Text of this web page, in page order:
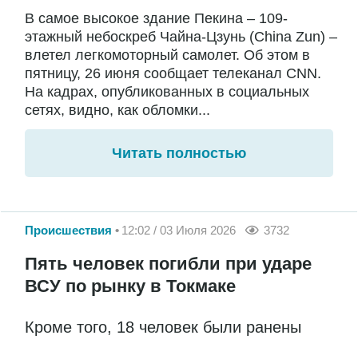
В самое высокое здание Пекина – 109-
этажный небоскреб Чайна-Цзунь (China Zun) –
влетел легкомоторный самолет. Об этом в
пятницу, 26 июня сообщает телеканал CNN.
На кадрах, опубликованных в социальных
сетях, видно, как обломки...
Читать полностью
Происшествия 12:02 / 03 Июля 2026 3732
Пять человек погибли при ударе
ВСУ по рынку в Токмаке
Кроме того, 18 человек были ранены